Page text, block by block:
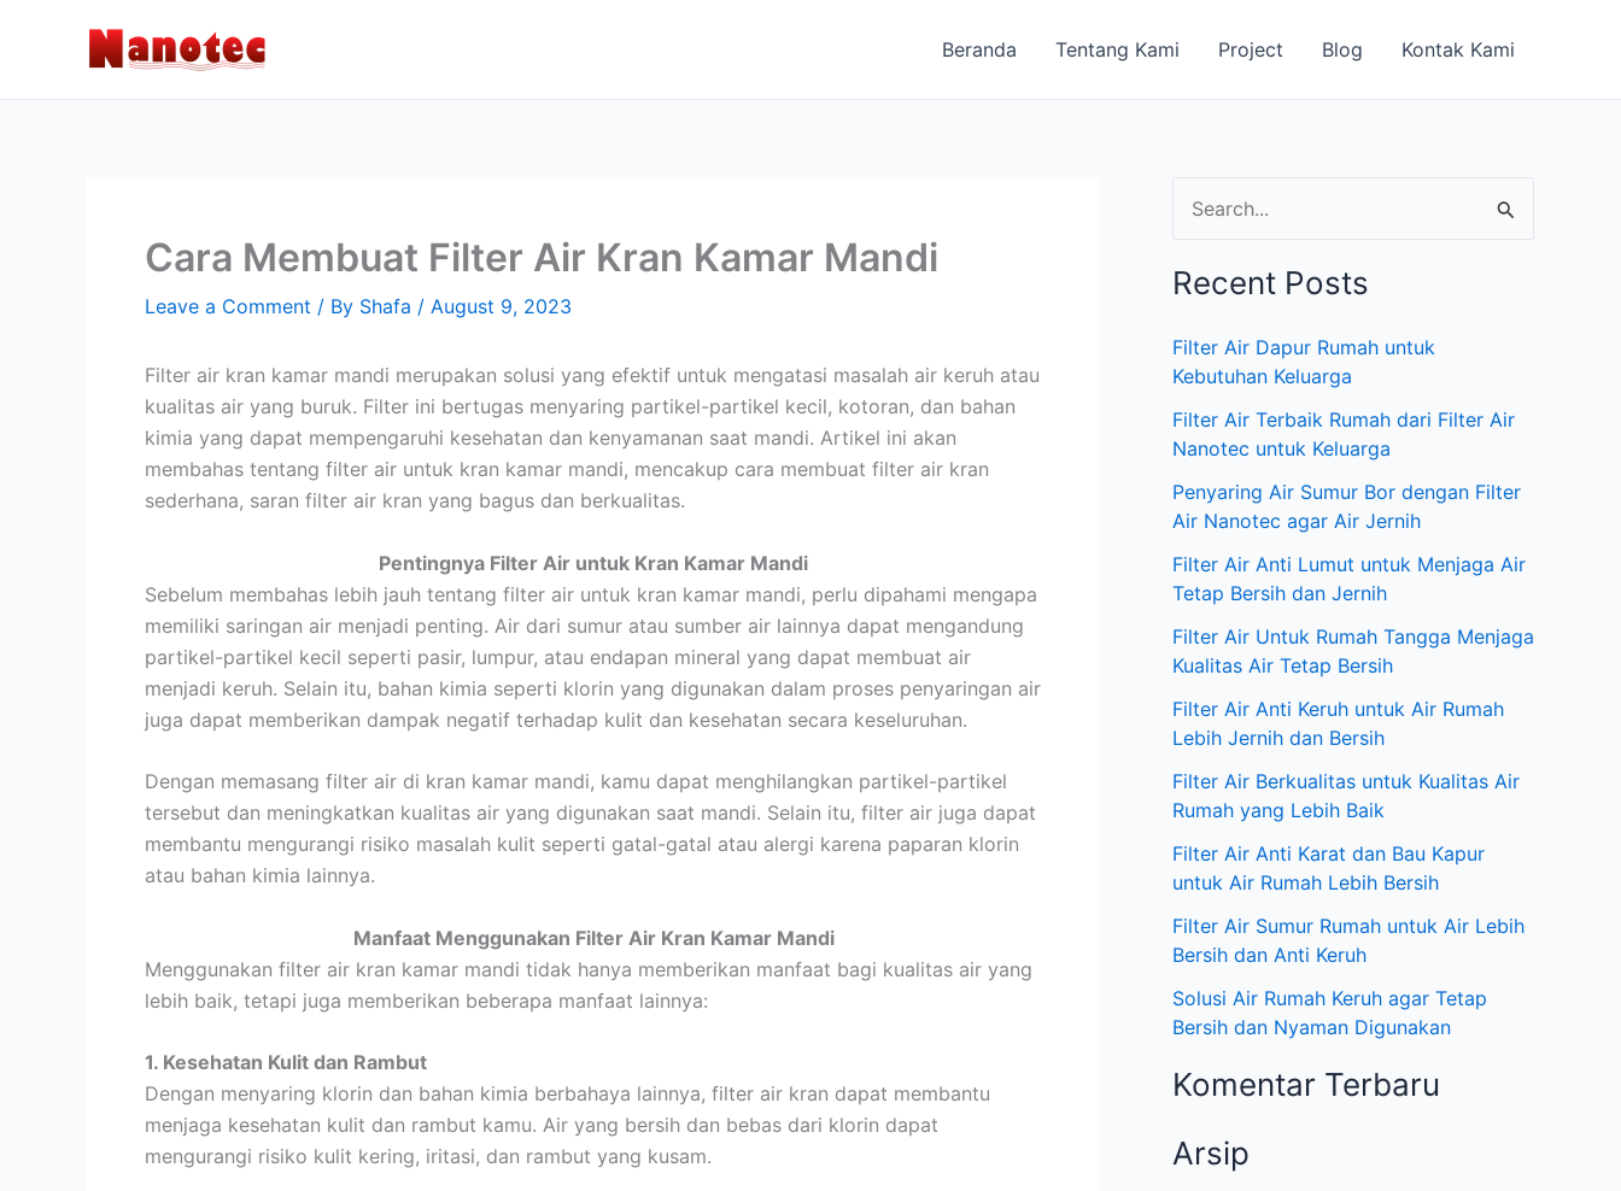
Beranda Tentang Kami Project Blog Kontak Kami
Cara Membuat Filter Air Kran Kamar Mandi
Leave a Comment / By Shafa / August 9, 2023
Filter air kran kamar mandi merupakan solusi yang efektif untuk mengatasi masalah air keruh atau
kualitas air yang buruk. Filter ini bertugas menyaring partikel-partikel kecil, kotoran, dan bahan
kimia yang dapat mempengaruhi kesehatan dan kenyamanan saat mandi. Artikel ini akan
membahas tentang filter air untuk kran kamar mandi, mencakup cara membuat filter air kran
sederhana, saran filter air kran yang bagus dan berkualitas.
Pentingnya Filter Air untuk Kran Kamar Mandi
Sebelum membahas lebih jauh tentang filter air untuk kran kamar mandi, perlu dipahami mengapa
memiliki saringan air menjadi penting. Air dari sumur atau sumber air lainnya dapat mengandung
partikel-partikel kecil seperti pasir, lumpur, atau endapan mineral yang dapat membuat air
menjadi keruh. Selain itu, bahan kimia seperti klorin yang digunakan dalam proses penyaringan air
juga dapat memberikan dampak negatif terhadap kulit dan kesehatan secara keseluruhan.
Dengan memasang filter air di kran kamar mandi, kamu dapat menghilangkan partikel-partikel
tersebut dan meningkatkan kualitas air yang digunakan saat mandi. Selain itu, filter air juga dapat
membantu mengurangi risiko masalah kulit seperti gatal-gatal atau alergi karena paparan klorin
atau bahan kimia lainnya.
Manfaat Menggunakan Filter Air Kran Kamar Mandi
Menggunakan filter air kran kamar mandi tidak hanya memberikan manfaat bagi kualitas air yang
lebih baik, tetapi juga memberikan beberapa manfaat lainnya:
1. Kesehatan Kulit dan Rambut
Dengan menyaring klorin dan bahan kimia berbahaya lainnya, filter air kran dapat membantu
menjaga kesehatan kulit dan rambut kamu. Air yang bersih dan bebas dari klorin dapat
mengurangi risiko kulit kering, iritasi, dan rambut yang kusam.
a
c
h
f
o
r
:
Recent Posts
Filter Air Dapur Rumah untuk
Kebutuhan Keluarga
Filter Air Terbaik Rumah dari Filter Air
Nanotec untuk Keluarga
Penyaring Air Sumur Bor dengan Filter
Air Nanotec agar Air Jernih
Filter Air Anti Lumut untuk Menjaga Air
Tetap Bersih dan Jernih
Filter Air Untuk Rumah Tangga Menjaga
Kualitas Air Tetap Bersih
Filter Air Anti Keruh untuk Air Rumah
Lebih Jernih dan Bersih
Filter Air Berkualitas untuk Kualitas Air
Rumah yang Lebih Baik
Filter Air Anti Karat dan Bau Kapur
untuk Air Rumah Lebih Bersih
Filter Air Sumur Rumah untuk Air Lebih
Bersih dan Anti Keruh
Solusi Air Rumah Keruh agar Tetap
Bersih dan Nyaman Digunakan
Komentar Terbaru
Arsip